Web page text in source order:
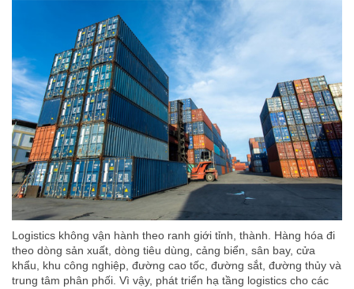
Logistics không vận hành theo ranh giới tỉnh, thành. Hàng hóa đi
theo dòng sản xuất, dòng tiêu dùng, cảng biển, sân bay, cửa
khẩu, khu công nghiệp, đường cao tốc, đường sắt, đường thủy và
trung tâm phân phối. Vì vậy, phát triển hạ tầng logistics cho các